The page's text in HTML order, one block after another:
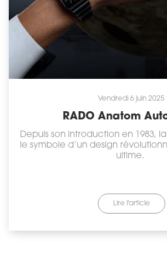
Vendredi 6 juin 2025
RADO Anatom
Depuis son introduction en 1983,
le symbole d’un design
ultime.
Lire l'article